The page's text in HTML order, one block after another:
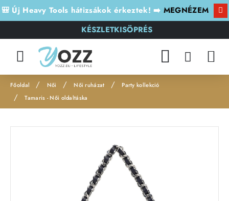
🎒 Új Heavy Tools hátizsákok érkeztek! ➡️ MEGNÉZEM
KÉSZLETKISÖPRÉS
o
Női Női ruházat
Party kollekció
Tamaris - Női oldaltáska